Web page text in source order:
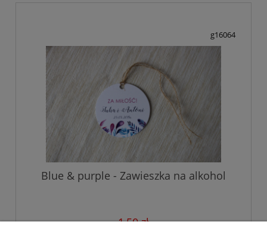
g16064
Blue & purple - Zawieszka na alkohol
1,50 zł